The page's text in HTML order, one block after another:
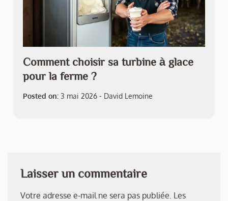
Comment choisir sa turbine à glace
pour la ferme ?
Posted on: 3 mai 2026 - David Lemoine
Laisser un commentaire
Votre adresse e-mail ne sera pas publiée. Les